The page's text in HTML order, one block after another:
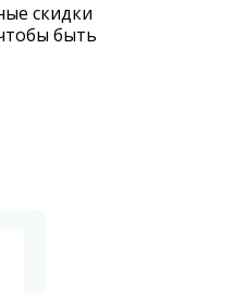
скидки
быть